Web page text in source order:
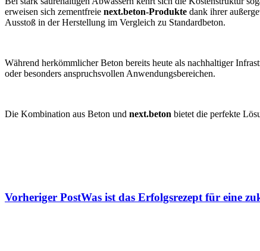
erweisen sich zementfreie next.beton-Produkte dank ihrer
Ausstoß in der Herstellung im Vergleich zu Standardbeton.
Während herkömmlicher Beton bereits heute als nachhaltiger
oder besonders anspruchsvollen Anwendungsbereichen.
Die Kombination aus Beton und next.beton bietet die perfekte
Vorheriger PostWas ist das Erfolgsrezept für eine